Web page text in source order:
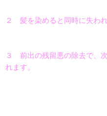
２ 髪を染めると同時に失わ
３ 前出の残留悪の除去で、
れます。